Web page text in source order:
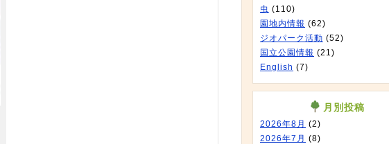
虫 (110)
園地内情報 (62)
ジオパーク活動 (52)
国立公園情報 (21)
English (7)
月別投稿
2026年8月 (2)
2026年7月 (8)